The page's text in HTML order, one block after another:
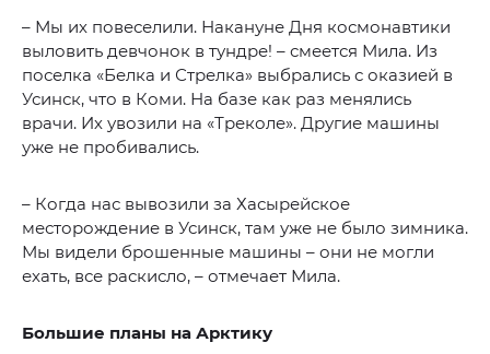
– Мы их повеселили. Накануне Дня космонавтики
выловить девчонок в тундре! – смеется Мила. Из
поселка «Белка и Стрелка» выбрались с оказией в
Усинск, что в Коми. На базе как раз менялись
врачи. Их увозили на «Треколе». Другие машины
уже не пробивались.
– Когда нас вывозили за Хасырейское
месторождение в Усинск, там уже не было зимника.
Мы видели брошенные машины – они не могли
ехать, все раскисло, – отмечает Мила.
Большие планы на Арктику